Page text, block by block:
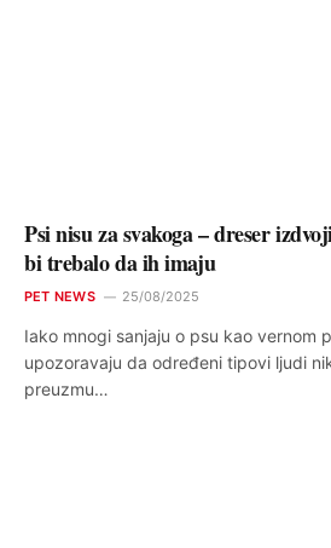
Psi nisu za svakoga – dreser
bi trebalo da ih imaju
PET NEWS 25/08/2025
Iako mnogi sanjaju o psu kao vernom
upozoravaju da određeni tipovi ljudi
preuzmu…